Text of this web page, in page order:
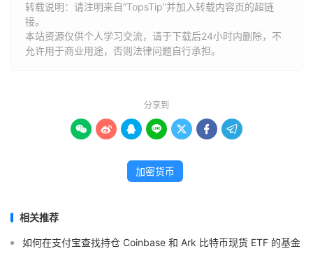
转载说明：请注明来自“TopsTip”并加入转载内容页的超链
接。
本站资源仅供个人学习交流，请于下载后24小时内删除，不
允许用于商业用途，否则法律问题自行承担。
分享到
      
加密货币
相关推荐
如何在支付宝查找持仓 Coinbase 和 Ark 比特币现货 ETF 的基金